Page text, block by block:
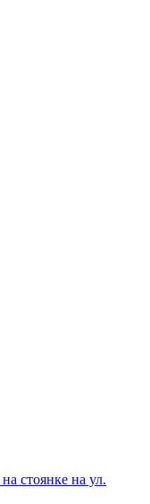
стоянке на ул.